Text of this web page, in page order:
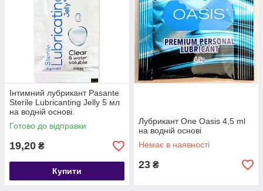
Інтимний лубрикант Pasante
Sterile Lubricanting Jelly 5 мл
на водній основі.
Готово до відправки
19,20 ₴
Купити
Лубрикант One Oasis 4,5 ml
на водній основі
Немає в наявності
23 ₴